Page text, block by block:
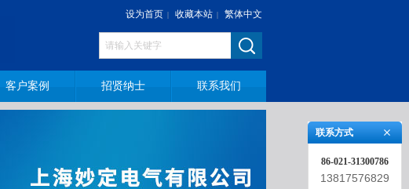
设为首页 | 收藏本站 | 繁体中文
客户案例 招贤纳士 联系我们
联系方式
86-021-31300786
13817576829